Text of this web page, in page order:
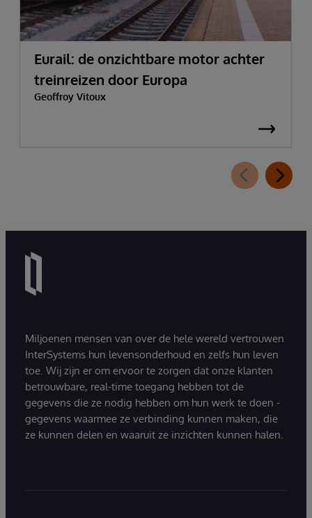
Eurail: de onzichtbare motor achter
treinreizen door Europa
Geoffroy Vitoux
Miljoenen mensen van over de hele wereld vertrouwen
InterSystems hun levensonderhoud en zelfs hun leven
toe. Wij zijn er om ervoor te zorgen dat onze klanten
betrouwbare, real-time toegang hebben tot de
gegevens die ze nodig hebben om hun werk te doen -
gegevens waarmee ze verbinding kunnen maken, die
ze kunnen delen en waaruit ze inzichten kunnen halen.